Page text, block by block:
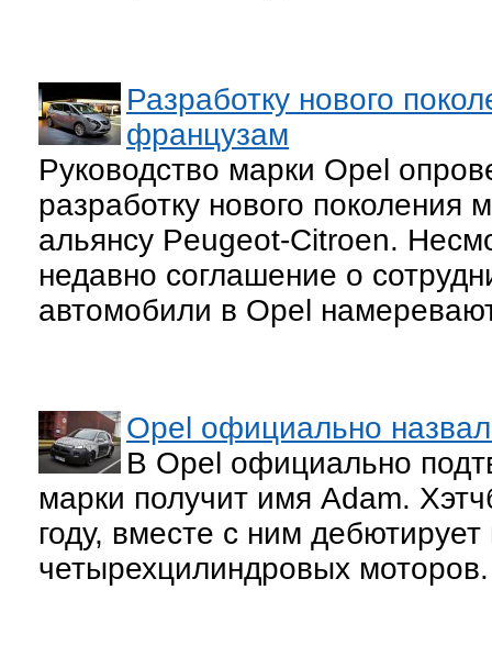
Разработку нового
французам
Руководство марки Opel
разработку нового поколения
альянсу Peugeot-Citroen.
недавно соглашение о
автомобили в Opel
Opel официально
В Opel официально
марки получит имя Adam.
году, вместе с ним
четырехцилиндровых моторов.